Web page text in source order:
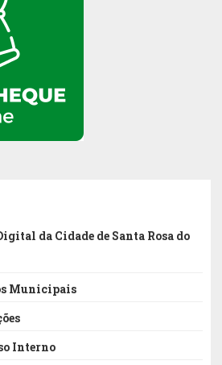
da Cidade de Santa Rosa do
Municipais
Interno